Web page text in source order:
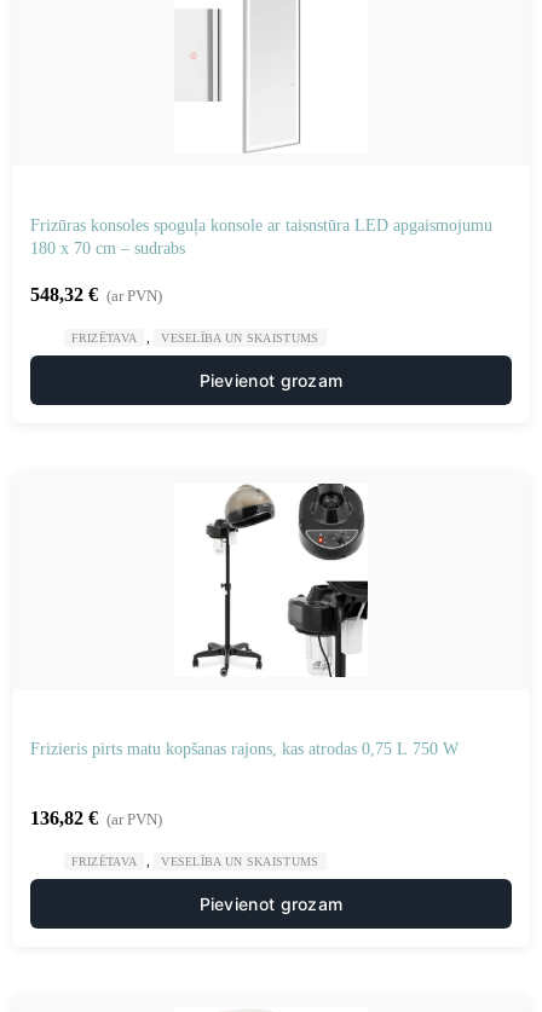
Frizūras konsoles spoguļa konsole ar taisnstūra LED apgaismojumu
180 x 70 cm – sudrabs
548,32 € (ar PVN)
FRIZĒTAVA VESELĪBA UN SKAISTUMS
Pievienot grozam
Frizieris pirts matu kopšanas rajons, kas atrodas 0,75 L 750 W
136,82 € (ar PVN)
FRIZĒTAVA VESELĪBA UN SKAISTUMS
Pievienot grozam